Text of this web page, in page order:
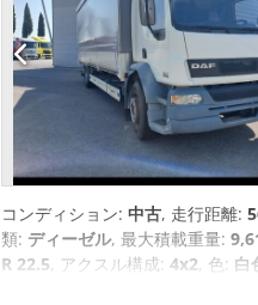
コンディション: 中古, 走行距離:
類: ディーゼル, 最大積載重量:
R 22.5, アクスル構成: 4x2, 色: 白